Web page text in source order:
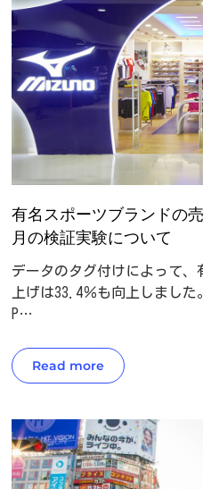
有名スポーツブランドの
月の検証実験について
データのタグ付けによって、
上げは33.4％も向上しました
P…
Read more